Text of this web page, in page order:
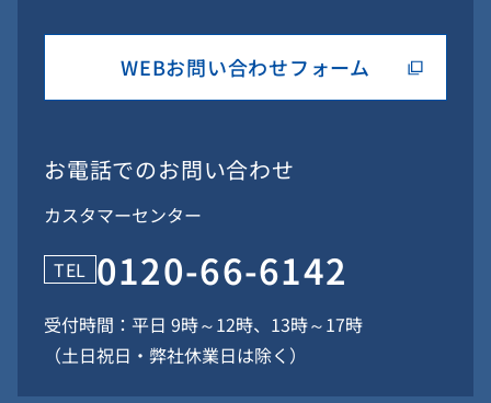
WEBお問い合わせフォーム
お電話でのお問い合わせ
カスタマーセンター
TEL 0120-66-6142
受付時間：平日 9時～12時、13時～17時
（土日祝日・弊社休業日は除く）